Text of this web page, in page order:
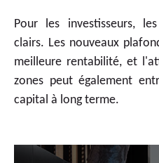
Pour les investisseurs,
clairs. Les nouveaux
meilleure rentabilité, et
zones peut également
capital à long terme.